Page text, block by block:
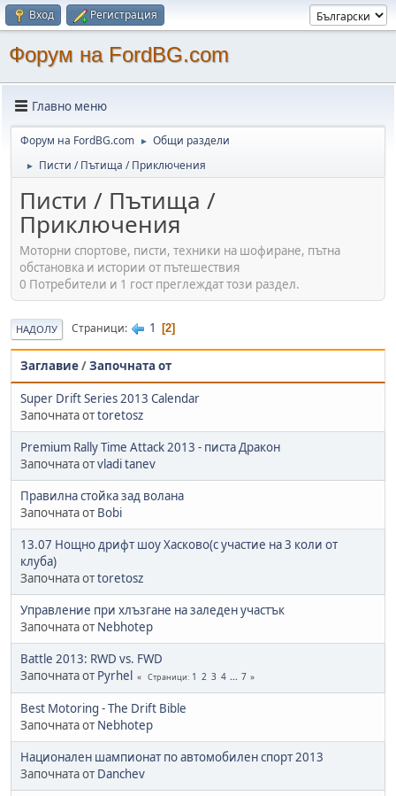
Вход Регистрация
Форум на FordBG.com
Главно меню
Форум на FordBG.com ► Общи раздели
► Писти / Пътища / Приключения
Писти / Пътища /
Приключения
Моторни спортове, писти, техники на шофиране, пътна
обстановка и истории от пътешествия
0 Потребители и 1 гост преглеждат този раздел.
НАДОЛУ Страници 1 2
Заглавие/Започната от
Super Drift Series 2013 Calendar
Започната отtoretosz
Premium Rally Time Attack 2013 - писта Дракон
Започната отvladi tanev
Правилна стойка зад волана
Започната от Bobi
13.07 Нощно дрифт шоу Хасково(с участие на 3 коли от
клуба)
Започната отtoretosz
Управление при хлъзгане на заледен участък
Започната от Nebhotep
Battle 2013: RWD vs. FWD
Започната от Pyrhel Страници 1 2 3 4 ... 7
Best Motoring - The Drift Bible
Започната от Nebhotep
Национален шампионат по автомобилен спорт 2013
Започната от Danchev